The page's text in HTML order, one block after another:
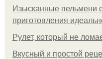
Изысканные пельмени
приготовления
Рулет, который не
Вкусный и простой